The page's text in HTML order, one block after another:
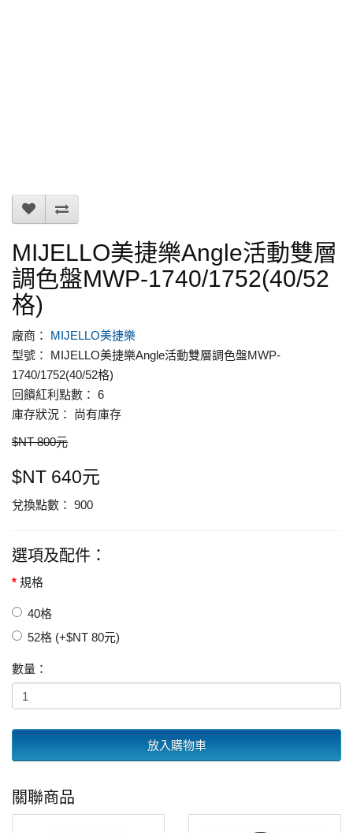
MIJELLO美捷樂Angle活動雙層
調色盤MWP-1740/1752(40/52
格)
廠商： MIJELLO美捷樂
型號： MIJELLO美捷樂Angle活動雙層調色盤MWP-
1740/1752(40/52格)
回饋紅利點數： 6
庫存狀況： 尚有庫存
$NT 800元
$NT 640元
兌換點數： 900
選項及配件：
規格
40格
52格 (+$NT 80元)
數量：
放入購物車
關聯商品